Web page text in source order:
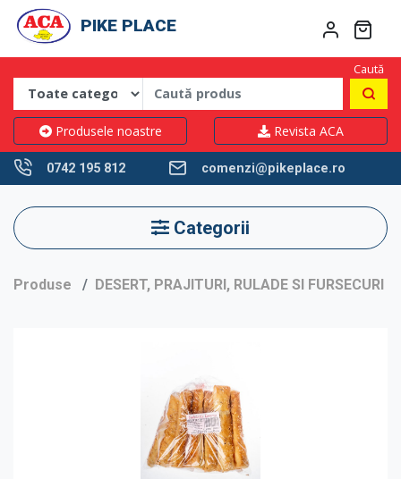
PIKE PLACE
Caută
Produsele noastre Revista ACA
0742 195 812 comenzi@pikeplace.ro
Categorii
Produse DESERT, PRAJITURI, RULADE SI FURSECURI